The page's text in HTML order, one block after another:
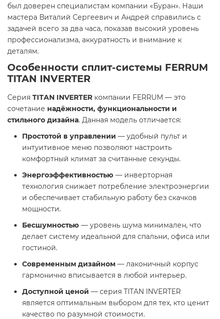
был доверен специалистам компании «Буран». Наши
мастера Виталий Сергеевич и Андрей справились с
задачей всего за два часа, показав высокий уровень
профессионализма, аккуратность и внимание к
деталям.
Особенности сплит-системы FERRUM
TITAN INVERTER
Серия TITAN INVERTER компании FERRUM — это
сочетание надёжности, функциональности и
стильного дизайна. Данная модель отличается:
Простотой в управлении — удобный пульт и
интуитивное меню позволяют настроить
комфортный климат за считанные секунды.
Энергоэффективностью — инверторная
технология снижает потребление электроэнергии
и обеспечивает стабильную работу без скачков
мощности.
Бесшумностью — уровень шума минимален, что
делает систему идеальной для спальни, офиса или
гостиной.
Современным дизайном — лаконичный корпус
гармонично вписывается в любой интерьер.
Доступной ценой — серия TITAN INVERTER
является оптимальным выбором для тех, кто ценит
качество по разумной стоимости.